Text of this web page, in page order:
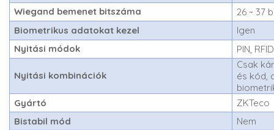
Wiegand bemenet bitszáma
26 ~ 37
Biometrikus adatokat kezel
Igen
Nyitási módok
PIN,
Nyitási kombinációk
Csak
és kód,
Gyártó
ZKTeco
Bistabil mód
Nem